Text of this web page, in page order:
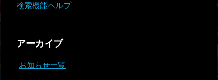
検索機能ヘルプ
アーカイブ
お知らせ一覧